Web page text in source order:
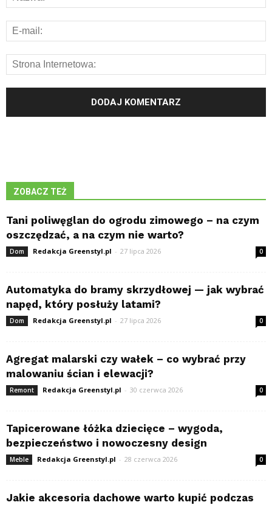
ZOBACZ TEŻ
Tani poliwęglan do ogrodu zimowego – na czym
oszczędzać, a na czym nie warto?
Dom Redakcja Greenstyl.pl - 27 lipca 2026 0
Automatyka do bramy skrzydłowej — jak wybrać
napęd, który posłuży latami?
Dom Redakcja Greenstyl.pl - 27 lipca 2026 0
Agregat malarski czy wałek – co wybrać przy
malowaniu ścian i elewacji?
Remont Redakcja Greenstyl.pl - 30 czerwca 2026 0
Tapicerowane łóżka dziecięce – wygoda,
bezpieczeństwo i nowoczesny design
Meble Redakcja Greenstyl.pl - 28 czerwca 2026 0
Jakie akcesoria dachowe warto kupić podczas